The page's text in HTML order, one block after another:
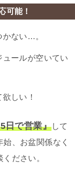
可能！
かない…。
ールが空いてい
しい！
日で営業』して
、お盆関係なく
ださい。